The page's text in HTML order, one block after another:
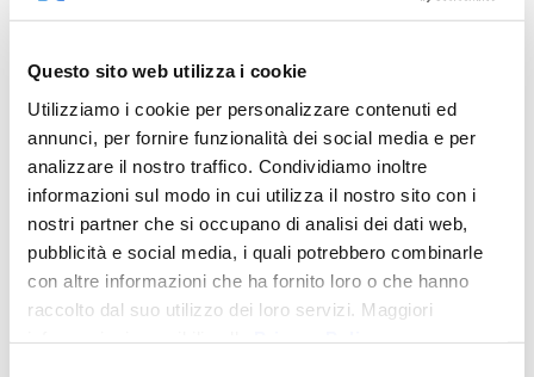
Questo sito web utilizza i cookie
Utilizziamo i cookie per personalizzare contenuti ed
annunci, per fornire funzionalità dei social media e per
analizzare il nostro traffico. Condividiamo inoltre
informazioni sul modo in cui utilizza il nostro sito con i
nostri partner che si occupano di analisi dei dati web,
pubblicità e social media, i quali potrebbero combinarle
con altre informazioni che ha fornito loro o che hanno
raccolto dal suo utilizzo dei loro servizi. Maggiori
LATEST NEWS
Legge 132/2025: governance intelligenza
artificiale in Italia Ottobre 15, 2025
Adeguarsi alla Direttiva NIS2: Come proteggere
la tua azienda con Aksilia Suite e Cerbeyra
16, 2025
Parità di Genere in Azienda: Vantaggi e